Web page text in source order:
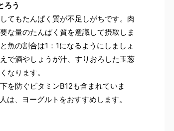
ろう
てもたんぱく質が不足しがちです。肉
な量のたんぱく質を意識して摂取しま
魚の割合は1：1になるようにしましょ
で酒やしょうが汁、すりおろした玉葱
なります。
を防ぐビタミンB12も含まれていま
、ヨーグルトをおすすめします。